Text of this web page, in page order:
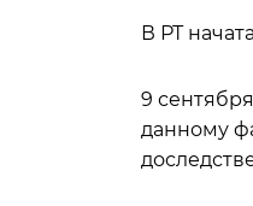
В РТ
9
данному